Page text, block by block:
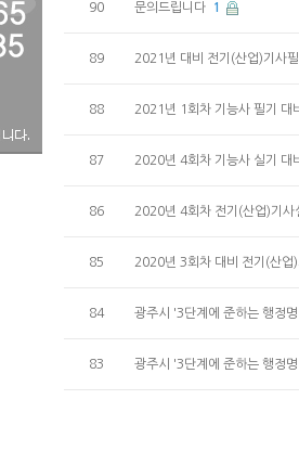
90 문의드립니다 1
89 2021년 대비 전기(산업)기사
88 2021년 1회차 기능사 필기
87 2020년 4회차 기능사 실기
86 2020년 4회차 전기(산업)기
85 2020년 3회차 대비 전기(산
84 광주시 '3단계에 준하는 행정
83 광주시 '3단계에 준하는 행정